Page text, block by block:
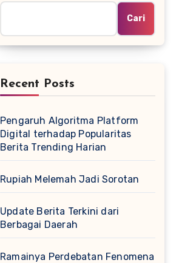
Cari
Recent Posts
Pengaruh Algoritma Platform
Digital terhadap Popularitas
Berita Trending Harian
Rupiah Melemah Jadi Sorotan
Update Berita Terkini dari
Berbagai Daerah
Ramainya Perdebatan Fenomena